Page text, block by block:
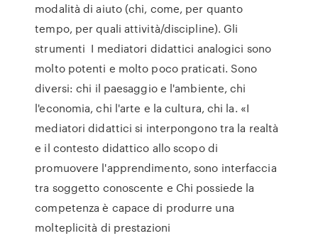
modalità di aiuto (chi, come, per quanto
tempo, per quali attività/discipline). Gli
strumenti I mediatori didattici analogici sono
molto potenti e molto poco praticati. Sono
diversi: chi il paesaggio e l'ambiente, chi
l'economia, chi l'arte e la cultura, chi la. «I
mediatori didattici si interpongono tra la realtà
e il contesto didattico allo scopo di
promuovere l'apprendimento, sono interfaccia
tra soggetto conoscente e Chi possiede la
competenza è capace di produrre una
molteplicità di prestazioni